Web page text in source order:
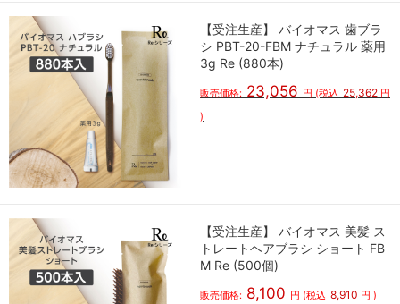
【受注生産】 バイオマス 歯ブラ
シ PBT-20-FBM ナチュラル 薬用
3g Re (880本)
販売価格: 23,056 円 (税込 25,362 円
)
【受注生産】 バイオマス 美髪 ス
トレートヘアブラシ ショート FB
M Re (500個)
販売価格: 8,100 円 (税込 8,910 円 )